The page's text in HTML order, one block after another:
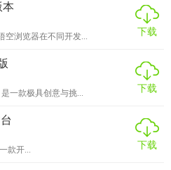
编辑工具（加粗、斜体、列表
加标签和选择分类，便于后续
本
空浏览器在不同开发...
下载
是一款极具创意与挑...
下载
款开...
下载